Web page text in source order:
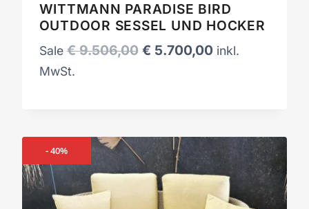
WITTMANN PARADISE BIRD
OUTDOOR SESSEL UND HOCKER
Sale €9.506,00 Ursprünglicher
€ 5.700,00Aktueller
inkl.
MwSt.
- 40%